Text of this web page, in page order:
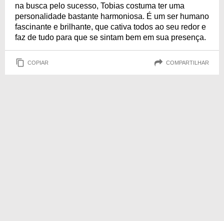
na busca pelo sucesso, Tobias costuma ter uma
personalidade bastante harmoniosa. É um ser humano
fascinante e brilhante, que cativa todos ao seu redor e
faz de tudo para que se sintam bem em sua presença.
COPIAR COMPARTILHAR